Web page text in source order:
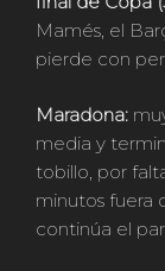
Mamés, el
pierde con
Maradona:
media y
tobillo, por
minutos fuera
continúa el